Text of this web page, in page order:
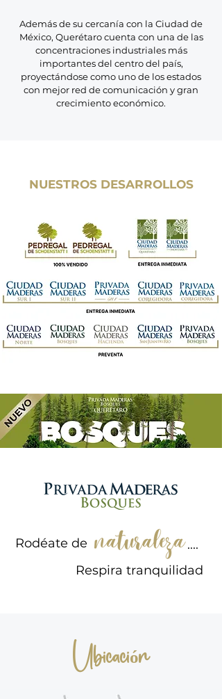
Además de su cercanía con la Ciudad de
México, Querétaro cuenta con una de las
concentraciones industriales más
importantes del centro del país,
proyectándose como uno de los estados
con mejor red de comunicación y gran
crecimiento económico.
NUESTROS DESARROLLOS
Rodéate de
....
Respira tranquilidad
Ubicación